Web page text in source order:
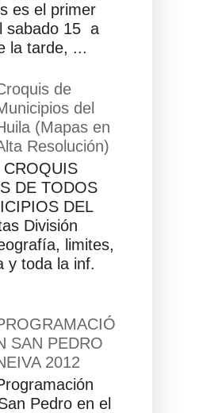
es el primer
sabado 15 a
la tarde, ...
de
del
(Mapas en
Resolución)
DE TODOS
DEL
División
limites,
y toda la inf.
SAN PEDRO
2012
Pedro en el